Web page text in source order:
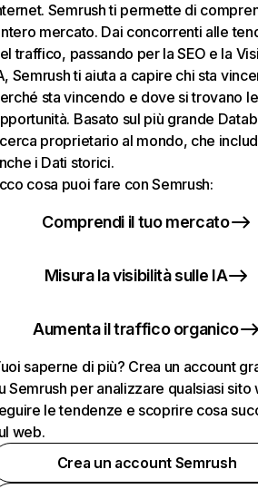
Semrush ti permette di
mercato. Dai concorrenti alle
traffico, passando per la SEO e la
Semrush ti aiuta a capire chi sta
sta vincendo e dove si trovano
Basato sul più grande
proprietario al mondo, che
i Dati storici.
cosa puoi fare con Semrush:
Comprendi il tuo mercato
Misura la visibilità sulle IA
Aumenta il traffico organico
saperne di più? Crea un account
Semrush per analizzare qualsiasi sito
le tendenze e scoprire cosa
web.
Crea un account Semrush